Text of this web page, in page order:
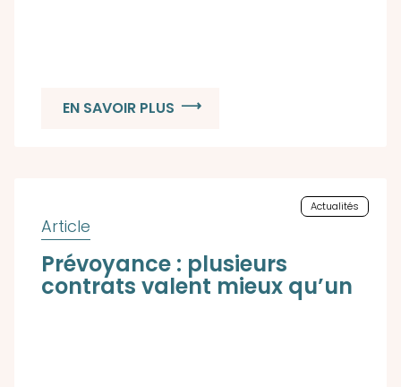
EN SAVOIR PLUS
Actualités
Prévoyance : plusieurs
contrats valent mieux qu’un